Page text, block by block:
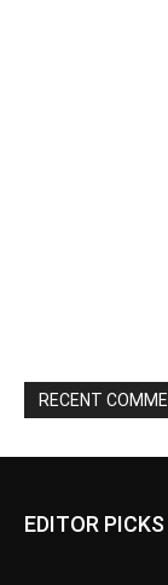
RECENT
EDITOR PICKS